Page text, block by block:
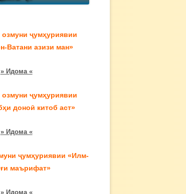
ҷумҳуриявии
Ватани азизи ман»
» Идома «
ҷумҳуриявии
доноӣ китоб аст»
» Идома «
ҷумҳуриявии «Илм-
маърифат»
» Идома «